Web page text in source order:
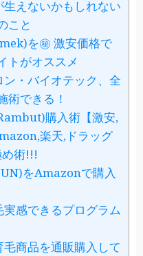
生えないかもしれない
こと
を㊙ 激安価格で
トがオススメ
・バイオテック、全
術できる！
購入術【激安,
楽天,ドラッグ
め術!!!
をAmazonで購入
実感できるプログラム
商品を通販購入して